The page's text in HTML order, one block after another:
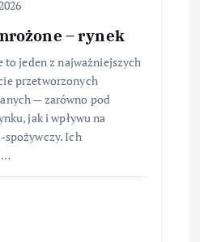
– rynek
jeden z najważniejszych
przetworzonych
— zarówno pod
jak i wpływu na
spożywczy. Ich